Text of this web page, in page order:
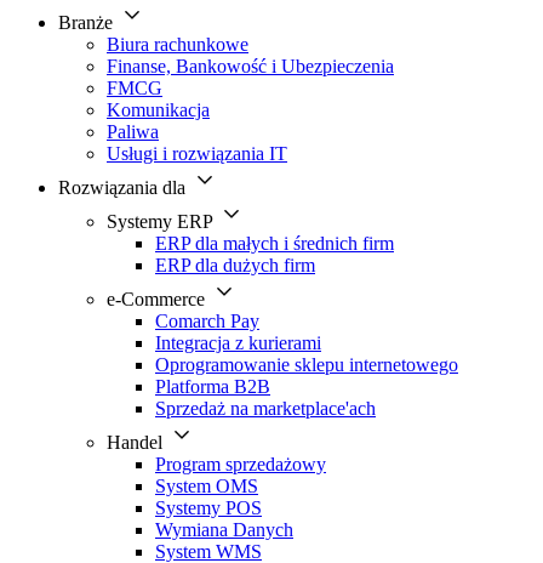
Branże
Biura rachunkowe
Finanse, Bankowość i Ubezpieczenia
FMCG
Komunikacja
Paliwa
Usługi i rozwiązania IT
Rozwiązania dla
Systemy ERP
ERP dla małych i średnich firm
ERP dla dużych firm
e-Commerce
Comarch Pay
Integracja z kurierami
Oprogramowanie sklepu internetowego
Platforma B2B
Sprzedaż na marketplace'ach
Handel
Program sprzedażowy
System OMS
Systemy POS
Wymiana Danych
System WMS